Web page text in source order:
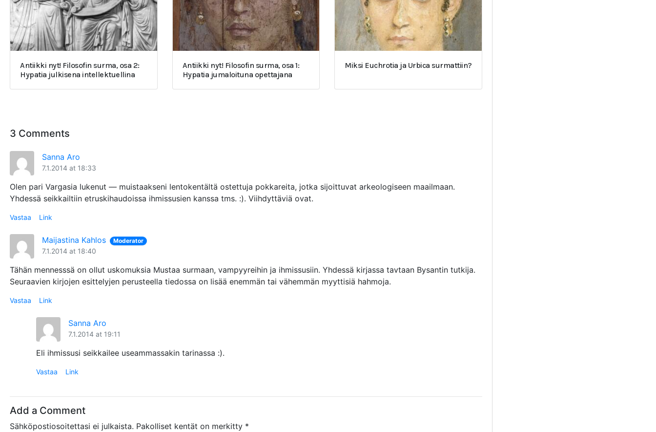
Antiikki nyt! Filosofin surma, osa 2:
Hypatia julkisena intellektuellina
Antiikki nyt! Filosofin surma, osa 1:
Hypatia jumaloituna opettajana
Miksi Euchrotia ja Urbica surmattiin?
3 Comments
Sanna Aro
7.1.2014 at 18:33
Olen pari Vargasia lukenut — muistaakseni lentokentältä ostettuja pokkareita, jotka sijoittuvat arkeologiseen maailmaan.
Yhdessä seikkailtiin etruskihaudoissa ihmissusien kanssa tms. :). Viihdyttäviä ovat.
Vastaa Link
Maijastina Kahlos Moderator
7.1.2014 at 18:40
Tähän mennesssä on ollut uskomuksia Mustaa surmaan, vampyyreihin ja ihmissusiin. Yhdessä kirjassa tavtaan Bysantin tutkija.
Seuraavien kirjojen esittelyjen perusteella tiedossa on lisää enemmän tai vähemmän myyttisiä hahmoja.
Vastaa Link
Sanna Aro
7.1.2014 at 19:11
Eli ihmissusi seikkailee useammassakin tarinassa :).
Vastaa Link
Add a Comment
Sähköpostiosoitettasi ei julkaista. Pakolliset kentät on merkitty *